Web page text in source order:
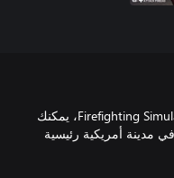
إنذار حريق وارد! مع لعبة Firefighting Simulator-The Squad، يمكنك
مدينة أمريكية رئيسية